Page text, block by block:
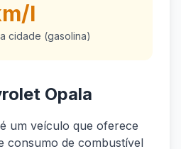
l
cidade (gasolina)
Opala
é um veículo que oferece
consumo de combustível